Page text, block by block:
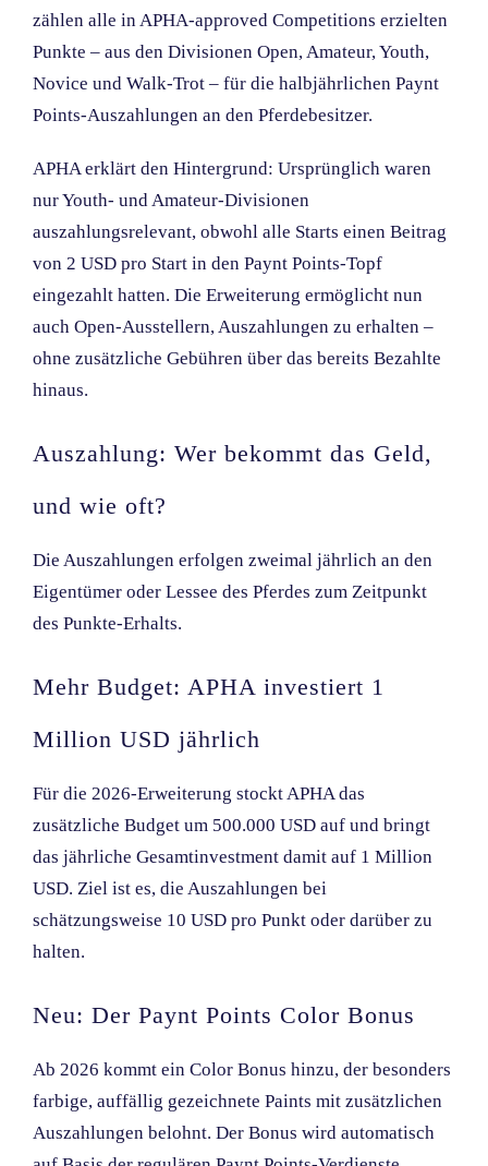
zählen alle in APHA-approved Competitions erzielten
Punkte – aus den Divisionen Open, Amateur, Youth,
Novice und Walk-Trot – für die halbjährlichen Paynt
Points-Auszahlungen an den Pferdebesitzer.
APHA erklärt den Hintergrund: Ursprünglich waren
nur Youth- und Amateur-Divisionen
auszahlungsrelevant, obwohl alle Starts einen Beitrag
von 2 USD pro Start in den Paynt Points-Topf
eingezahlt hatten. Die Erweiterung ermöglicht nun
auch Open-Ausstellern, Auszahlungen zu erhalten –
ohne zusätzliche Gebühren über das bereits Bezahlte
hinaus.
Auszahlung: Wer bekommt das Geld,
und wie oft?
Die Auszahlungen erfolgen zweimal jährlich an den
Eigentümer oder Lessee des Pferdes zum Zeitpunkt
des Punkte-Erhalts.
Mehr Budget: APHA investiert 1
Million USD jährlich
Für die 2026-Erweiterung stockt APHA das
zusätzliche Budget um 500.000 USD auf und bringt
das jährliche Gesamtinvestment damit auf 1 Million
USD. Ziel ist es, die Auszahlungen bei
schätzungsweise 10 USD pro Punkt oder darüber zu
halten.
Neu: Der Paynt Points Color Bonus
Ab 2026 kommt ein Color Bonus hinzu, der besonders
farbige, auffällig gezeichnete Paints mit zusätzlichen
Auszahlungen belohnt. Der Bonus wird automatisch